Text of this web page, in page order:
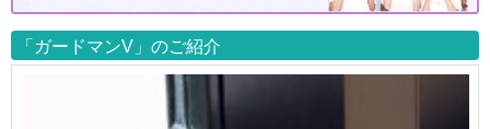
「ガードマンV」のご紹介